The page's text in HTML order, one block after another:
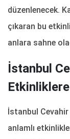
düzenlenecek.
çıkaran bu
anlara sahne
İstanbul
İstanbul Cevahir
anlamlı